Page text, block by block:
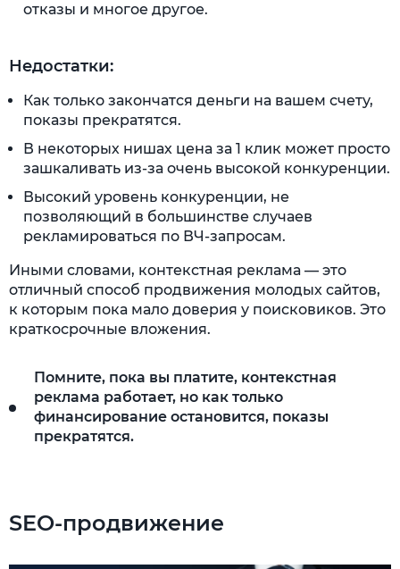
отказы и многое другое.
Недостатки:
Как только закончатся деньги на вашем счету,
показы прекратятся.
В некоторых нишах цена за 1 клик может просто
зашкаливать из-за очень высокой конкуренции.
Высокий уровень конкуренции, не
позволяющий в большинстве случаев
рекламироваться по ВЧ-запросам.
Иными словами, контекстная реклама — это
отличный способ продвижения молодых сайтов,
к которым пока мало доверия у поисковиков. Это
краткосрочные вложения.
Помните, пока вы платите, контекстная
реклама работает, но как только
финансирование остановится, показы
прекратятся.
SEO-продвижение